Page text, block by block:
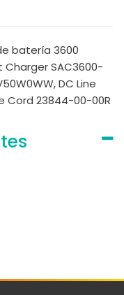
batería 3600
Charger SAC3600-
DC Line
Cord 23844-00-00R